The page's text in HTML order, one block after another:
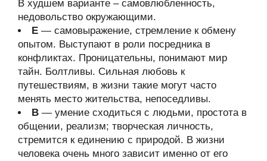
В худшем варианте – самовлюбленность,
недовольство окружающими.
Е — самовыражение, стремление к обмену
опытом. Выступают в роли посредника в
конфликтах. Проницательны, понимают мир
тайн. Болтливы. Сильная любовь к
путешествиям, в жизни такие могут часто
менять место жительства, непоседливы.
В — умение сходиться с людьми, простота в
общении, реализм; творческая личность,
стремится к единению с природой. В жизни
человека очень много зависит именно от его